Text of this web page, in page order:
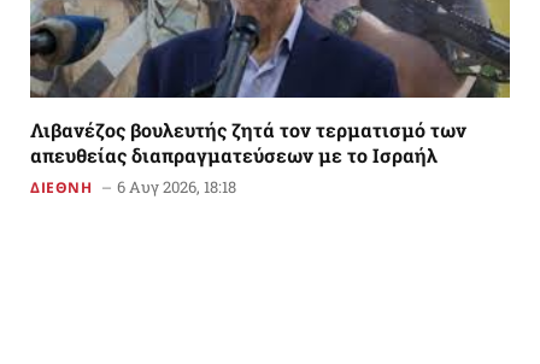
Λιβανέζος βουλευτής ζητά τον τερματισμό των
απευθείας διαπραγματεύσεων με το Ισραήλ
ΔΙΕΘΝΗ 6 Αυγ 2026, 18:18